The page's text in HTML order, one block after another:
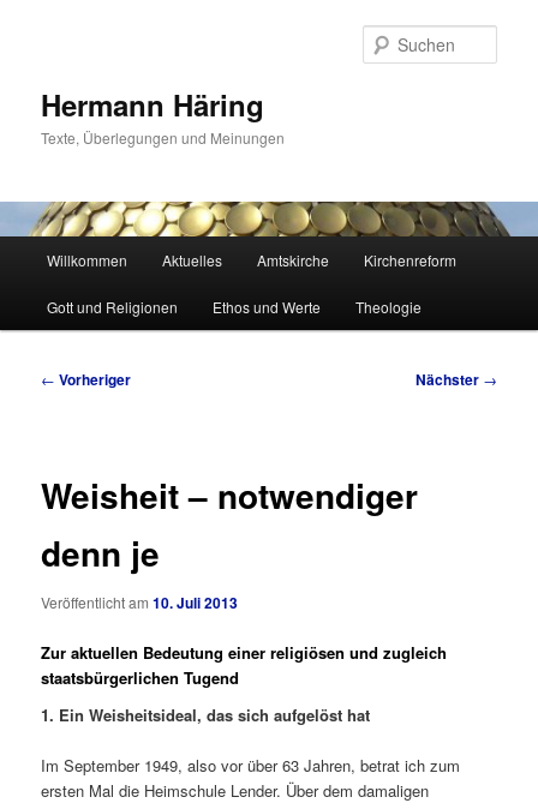
Hermann Häring
Texte, Überlegungen und Meinungen
Willkommen Aktuelles Amtskirche Kirchenreform
Gott und Religionen Ethos und Werte Theologie
Beitragsnavigation
← Vorheriger Nächster →
Weisheit – notwendiger
denn je
Veröffentlicht am10. Juli 2013
Zur aktuellen Bedeutung einer religiösen und zugleich
staatsbürgerlichen Tugend
1. Ein Weisheitsideal, das sich aufgelöst hat
Im September 1949, also vor über 63 Jahren, betrat ich zum
ersten Mal die Heimschule Lender. Über dem damaligen